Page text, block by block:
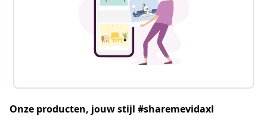
Onze producten, jouw stijl #sharemevidaxl